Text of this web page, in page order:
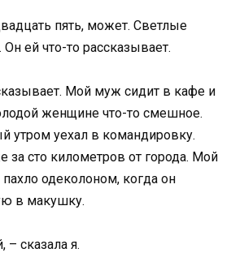
пять, может. Светлые
ей что-то рассказывает.
Мой муж сидит в кафе и
женщине что-то смешное.
утром уехал в командировку.
сто километров от города. Мой
одеколоном, когда он
в макушку.
– сказала я.